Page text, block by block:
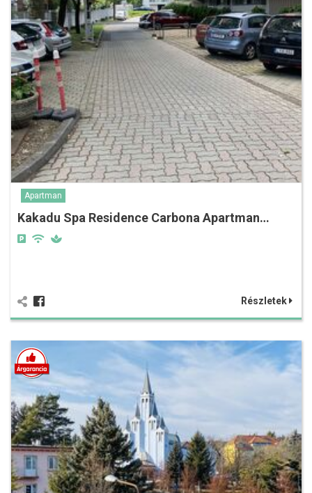
Apartman
Kakadu Spa Residence Carbona Apartman…
Részletek